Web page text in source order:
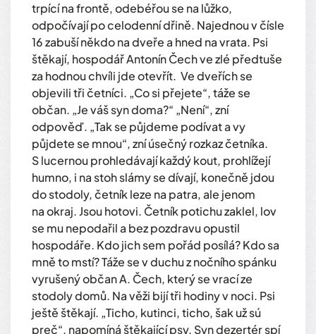
trpící na frontě, odebéřou se na lůžko,
odpočívají po celodenní dřině. Najednou v čísle
16 zabuší někdo na dveře a hned na vrata. Psi
štěkají, hospodář Antonín Čech ve zlé předtuše
za hodnou chvíli jde otevřít. Ve dveřích se
objevili tři četníci. „Co si přejete“, táže se
občan. „Je váš syn doma?“ „Není“, zní
odpověď. „Tak se půjdeme podívat a vy
půjdete se mnou“, zní úsečný rozkaz četníka.
S lucernou prohledávají každý kout, prohlížejí
humno, i na stoh slámy se dívají, konečně jdou
do stodoly, četník leze na patra, ale jenom
na okraj. Jsou hotovi. Četník potichu zaklel, lov
se mu nepodařil a bez pozdravu opustil
hospodáře. Kdo jich sem pořád posílá? Kdo sa
mně to mstí? Táže se v duchu z nočního spánku
vyrušený občan A. Čech, který se vrací ze
stodoly domů. Na věži bijí tři hodiny v noci. Psi
ještě štěkají. „Ticho, kutinci, ticho, šak už sú
preč“, napomíná štěkající psy. Syn dezertér spí